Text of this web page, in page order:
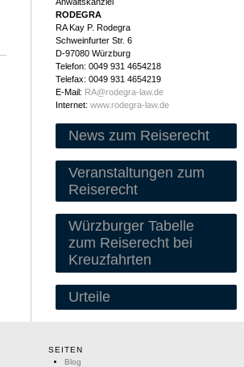
RODEGRA
RA Kay P. Rodegra
Schweinfurter Str. 6
D-97080 Würzburg
Telefon: 0049 931 4654218
Telefax: 0049 931 4654219
E-Mail: RA@rodegra-law.de
Internet: www.rodegra-law.de
News zum Reiserecht
Veranstaltungen zum
Reiserecht
Würzburger Tabelle
zum Reiserecht bei
Kreuzfahrten
Urteile
SEITEN
Blog